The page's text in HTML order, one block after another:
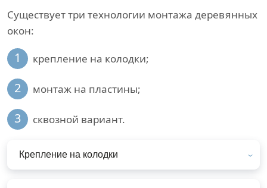
Существует три технологии монтажа деревянных
окон:
1 крепление на колодки;
2 монтаж на пластины;
3 сквозной вариант.
Крепление на колодки